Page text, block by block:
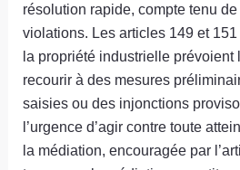
résolution rapide, compte tenu
violations. Les articles 149 et
la propriété industrielle
recourir à des mesures
saisies ou des injonctions
l’urgence d’agir contre toute
la médiation, encouragée par